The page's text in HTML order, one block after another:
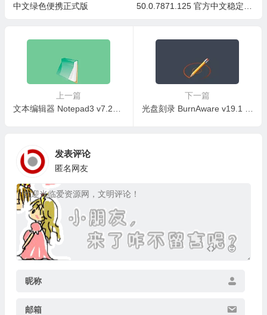
中文绿色便携正式版
50.0.7871.125 官方中文稳定
上一篇
下一篇
发表评论
匿名网友
昵称
邮箱